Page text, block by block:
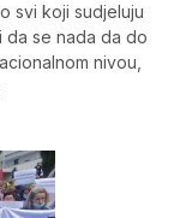
svi koji sudjeluju
da se nada da do
nivou,